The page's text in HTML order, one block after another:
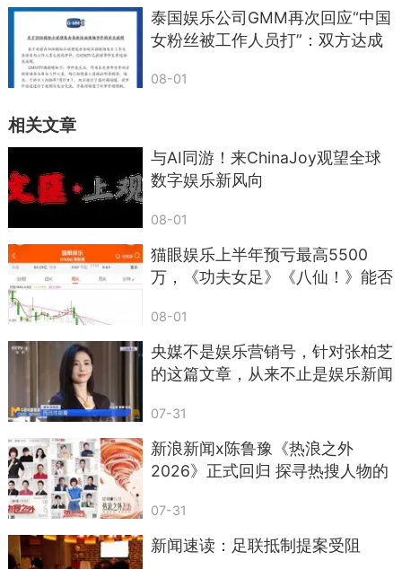
希望辽宁经济台能好好琢磨琢磨，别最后把自
个儿的招牌都给砸了。
泰国娱乐公司GMM再次回应“中国
女粉丝被工作人员打”：双方达成
已恢复原有工作职责
08-01
相关文章
与AI同游！来ChinaJoy观望全球
数字娱乐新风向
08-01
猫眼娱乐上半年预亏最高5500
万，《功夫女足》《八仙！》能否
08-01
央媒不是娱乐营销号，针对张柏芝
的这篇文章，从来不止是娱乐新闻
07-31
新浪新闻x陈鲁豫《热浪之外
2026》正式回归 探寻热搜人物的
07-31
新闻速读：足联抵制提案受阻